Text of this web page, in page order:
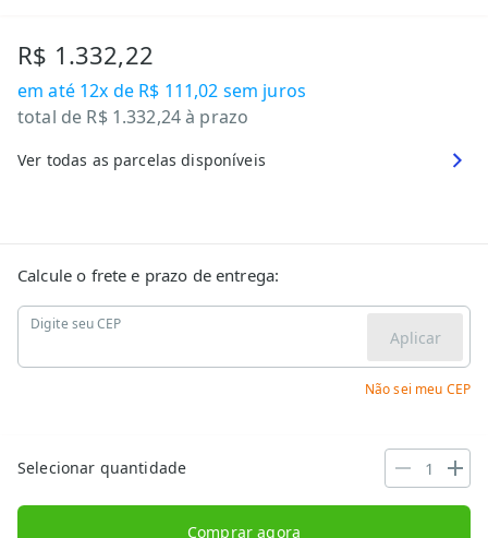
R$ 1.332,22
em até 12x de R$ 111,02 sem juros
total de R$ 1.332,24à prazo
Ver todas as parcelas disponíveis
Calcule o frete e prazo de entrega:
Digite seu CEP
Aplicar
Não sei meu CEP
Selecionar quantidade
Comprar agora